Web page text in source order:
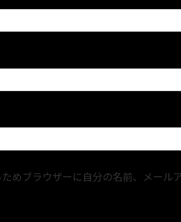
めブラウザーに自分の名前、メール